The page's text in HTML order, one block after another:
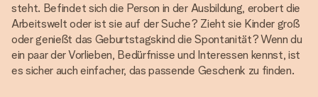
steht. Befindet sich die Person in der Ausbildung, erobert die
Arbeitswelt oder ist sie auf der Suche? Zieht sie Kinder groß
oder genießt das Geburtstagskind die Spontanität? Wenn du
ein paar der Vorlieben, Bedürfnisse und Interessen kennst, ist
es sicher auch einfacher, das passende Geschenk zu finden.